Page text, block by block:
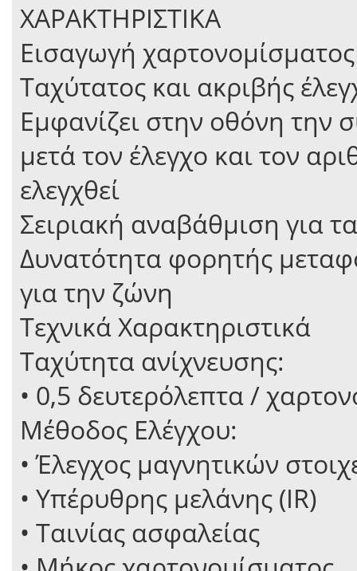
ΧΑΡΑΚΤΗΡΙΣΤΙΚΑ
Εισαγωγή
Ταχύτατος και ακριβής
Εμφανίζει στην οθόνη την
μετά τον έλεγχο και τον
ελεγχθεί
Σειριακή αναβάθμιση για
Δυνατότητα φορητής
για την ζώνη
Τεχνικά Χαρακτηριστικά
Ταχύτητα ανίχνευσης:
• 0,5 δευτερόλεπτα /
Μέθοδος Ελέγχου:
• Έλεγχος μαγνητικών
• Υπέρυθρης μελάνης (IR)
• Ταινίας ασφαλείας